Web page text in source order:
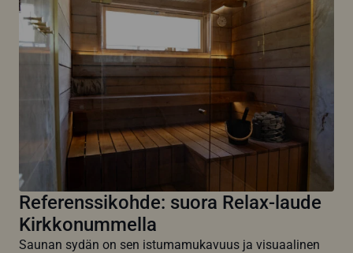
Referenssikohde: suora Relax-laude
Kirkkonummella
Saunan sydän on sen istumamukavuus ja visuaalinen